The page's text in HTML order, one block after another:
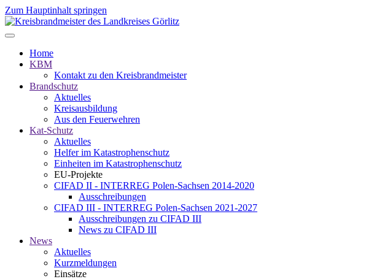
Zum Hauptinhalt springen
Home
KBM
Kontakt zu den Kreisbrandmeister
Brandschutz
Aktuelles
Kreisausbildung
Aus den Feuerwehren
Kat-Schutz
Aktuelles
Helfer im Katastrophenschutz
Einheiten im Katastrophenschutz
EU-Projekte
CIFAD II - INTERREG Polen-Sachsen 2014-2020
Ausschreibungen
CIFAD III - INTERREG Polen-Sachsen 2021-2027
Ausschreibungen zu CIFAD III
News zu CIFAD III
News
Aktuelles
Kurzmeldungen
Einsätze